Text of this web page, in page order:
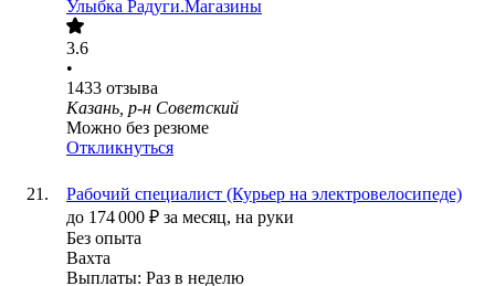
Улыбка Радуги.Магазины
3.6
•
1433 отзыва
Казань, р-н Советский
Можно без резюме
Откликнуться
Рабочий специалист (Курьер на электровелосипеде)
до 174 000 ₽ за месяц, на руки
Без опыта
Вахта
Выплаты: Раз в неделю